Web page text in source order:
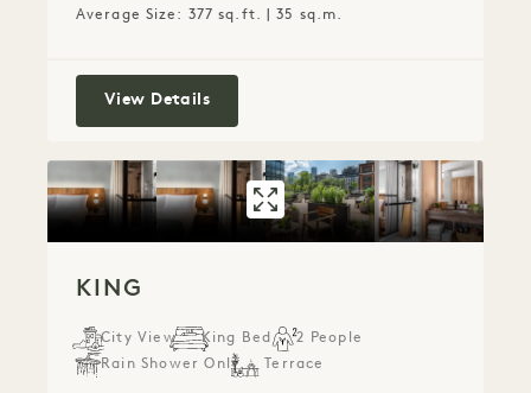
Average Size: 377 sq.ft. | 35 sq.m.
View DetailsStudio King
GALLERY 532KING
KING
City View King Bed
2 People
Rain Shower Only
Terrace